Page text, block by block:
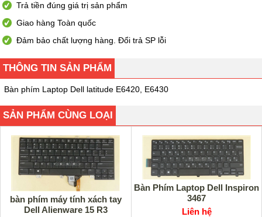
Trả tiền đúng giá trị sản phẩm
Giao hàng Toàn quốc
Đảm bảo chất lượng hàng. Đổi trả SP lỗi
THÔNG TIN SẢN PHẨM
Bàn phím Laptop Dell latitude E6420, E6430
SẢN PHẨM CÙNG LOẠI
bàn phím máy tính xách tay
Dell Alienware 15 R3
Bàn Phím Laptop Dell Inspiron
3467
Liên hệ